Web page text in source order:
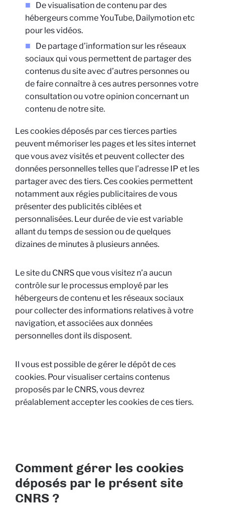
De visualisation de contenu par des
hébergeurs comme YouTube, Dailymotion etc
pour les vidéos.
De partage d’information sur les réseaux
sociaux qui vous permettent de partager des
contenus du site avec d’autres personnes ou
de faire connaître à ces autres personnes votre
consultation ou votre opinion concernant un
contenu de notre site.
Les cookies déposés par ces tierces parties
peuvent mémoriser les pages et les sites internet
que vous avez visités et peuvent collecter des
données personnelles telles que l’adresse IP et les
partager avec des tiers. Ces cookies permettent
notamment aux régies publicitaires de vous
présenter des publicités ciblées et
personnalisées. Leur durée de vie est variable
allant du temps de session ou de quelques
dizaines de minutes à plusieurs années.
Le site du CNRS que vous visitez n’a aucun
contrôle sur le processus employé par les
hébergeurs de contenu et les réseaux sociaux
pour collecter des informations relatives à votre
navigation, et associées aux données
personnelles dont ils disposent.
Il vous est possible de gérer le dépôt de ces
cookies. Pour visualiser certains contenus
proposés par le CNRS, vous devrez
préalablement accepter les cookies de ces tiers.
Comment gérer les cookies
déposés par le présent site
CNRS ?